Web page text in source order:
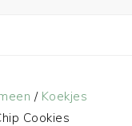
/ Koekjes
Cookies